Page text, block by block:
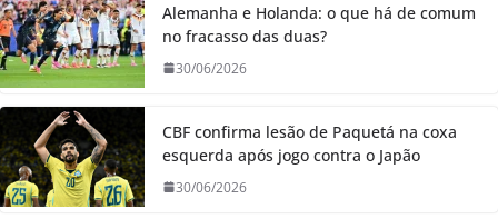
Alemanha e Holanda: o que há de comum
no fracasso das duas?
30/06/2026
CBF confirma lesão de Paquetá na coxa
esquerda após jogo contra o Japão
30/06/2026